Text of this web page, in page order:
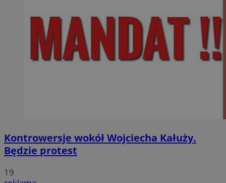
Kontrowersje wokół Wojciecha Kałuży.
Będzie protest
19